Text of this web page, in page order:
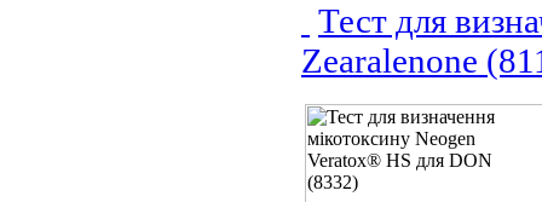
Тест для
Zearalenone